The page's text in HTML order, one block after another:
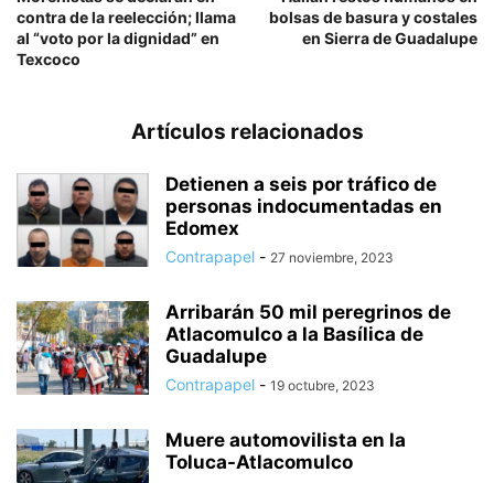
contra de la reelección; llama
al “voto por la dignidad” en
Texcoco
bolsas de basura y costales
en Sierra de Guadalupe
Artículos relacionados
Detienen a seis por tráfico de
personas indocumentadas en
Edomex
Contrapapel - 27 noviembre, 2023
Arribarán 50 mil peregrinos de
Atlacomulco a la Basílica de
Guadalupe
Contrapapel - 19 octubre, 2023
Muere automovilista en la
Toluca-Atlacomulco